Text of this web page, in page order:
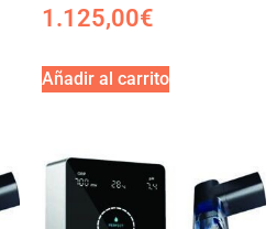
1.125,00€
Añadir al carrito